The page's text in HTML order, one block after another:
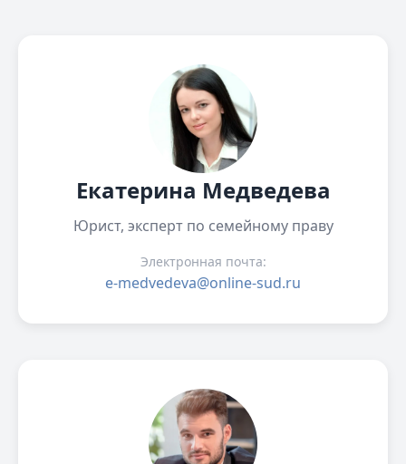
Екатерина Медведева
Юрист, эксперт по семейному праву
Электронная почта:
e-medvedeva@online-sud.ru